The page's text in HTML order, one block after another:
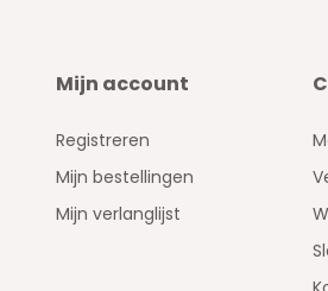
Mijn account
Registreren
Mijn bestellingen
Mijn verlanglijst